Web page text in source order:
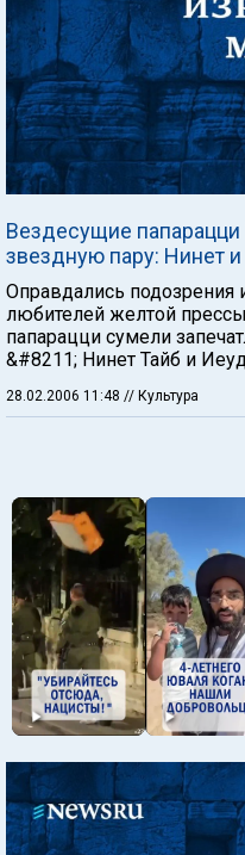
Вездесущие
звездную пару: Нинет
Оправдались подозрения
любителей желтой
папарацци сумели
&#8211; Нинет Тайб и
28.02.2006 11:48 // Культура